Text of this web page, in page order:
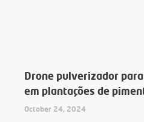
Drone pulverizador
em plantações de
October 24, 2024